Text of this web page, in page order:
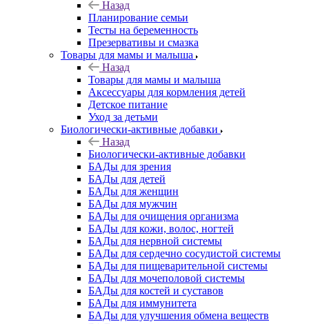
Назад
Планирование семьи
Тесты на беременность
Презервативы и смазка
Товары для мамы и малыша
Назад
Товары для мамы и малыша
Аксессуары для кормления детей
Детское питание
Уход за детьми
Биологически-активные добавки
Назад
Биологически-активные добавки
БАДы для зрения
БАДы для детей
БАДы для женщин
БАДы для мужчин
БАДы для очищения организма
БАДы для кожи, волос, ногтей
БАДы для нервной системы
БАДы для сердечно сосудистой системы
БАДы для пищеварительной системы
БАДы для мочеполовой системы
БАДы для костей и суставов
БАДы для иммунитета
БАДы для улучшения обмена веществ